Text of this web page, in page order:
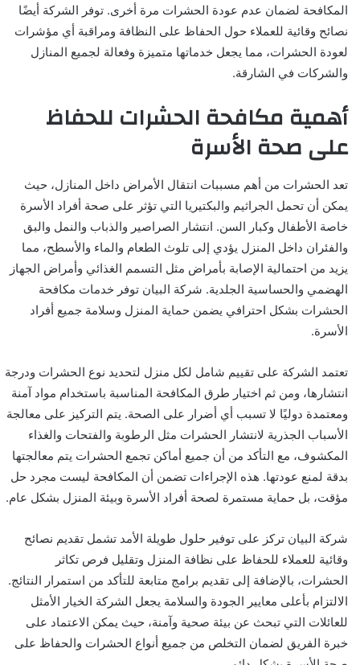
المكافحة لضمان عدم عودة الحشرات مرة أخرى. توفر الشركة أيضًا
نصائح وقائية للعملاء حول الحفاظ على النظافة ومراقبة أي مؤشرات
لعودة الحشرات، مما يجعل خدماتها متميزة وفعالة لجميع المنازل
والشركات في الشارقة.
أهمية مكافحة الحشرات للحفاظ
على صحة الأسرة
تعد الحشرات من أهم مسببات انتقال الأمراض داخل المنازل، حيث
يمكن أن تحمل الجراثيم والبكتيريا التي تؤثر على صحة أفراد الأسرة
خاصة الأطفال وكبار السن. انتشار الصراصير والذباب والنمل والبق
والفئران داخل المنزل يؤدي إلى تلوث الطعام والماء والأسطح، مما
يزيد من احتمالية الإصابة بأمراض مثل التسمم الغذائي وأمراض الجهاز
الهضمي والحساسية الجلدية. شركة البيان توفر خدمات مكافحة
الحشرات بشكل احترافي يضمن حماية المنزل وسلامة جميع أفراد
الأسرة.
تعتمد الشركة على تقييم شامل لكل منزل لتحديد نوع الحشرات ودرجة
انتشارها، ومن ثم اختيار طرق المكافحة المناسبة باستخدام مواد آمنة
ومعتمدة دوليًا لا تسبب أي أضرار على الصحة. يتم التركيز على معالجة
الأسباب الجذرية لانتشار الحشرات مثل الرطوبة والفتحات والغذاء
المكشوف، مع التأكد من أن جميع أماكن تجمع الحشرات يتم معالجتها
بدقة لمنع عودتها. هذه الإجراءات تضمن أن المكافحة ليست مجرد حل
مؤقت، بل حماية مستمرة لصحة أفراد الأسرة وبيئة المنزل بشكل عام.
شركة البيان تركز على توفير حلول طويلة الأمد تشمل تقديم نصائح
وقائية للعملاء للحفاظ على نظافة المنزل وتقليل فرص تكاثر
الحشرات، بالإضافة إلى تقديم برامج متابعة للتأكد من استمرار النتائج.
الالتزام بأعلى معايير الجودة والسلامة يجعل الشركة الخيار الأمثل
للعائلات التي تبحث عن بيئة صحية وآمنة، حيث يمكن الاعتماد على
خبرة الفريق لضمان التخلص من جميع أنواع الحشرات والحفاظ على